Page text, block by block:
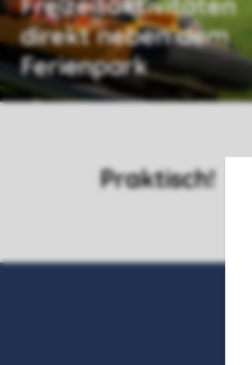
direkt neben dem
Ferienpark
Praktisch!